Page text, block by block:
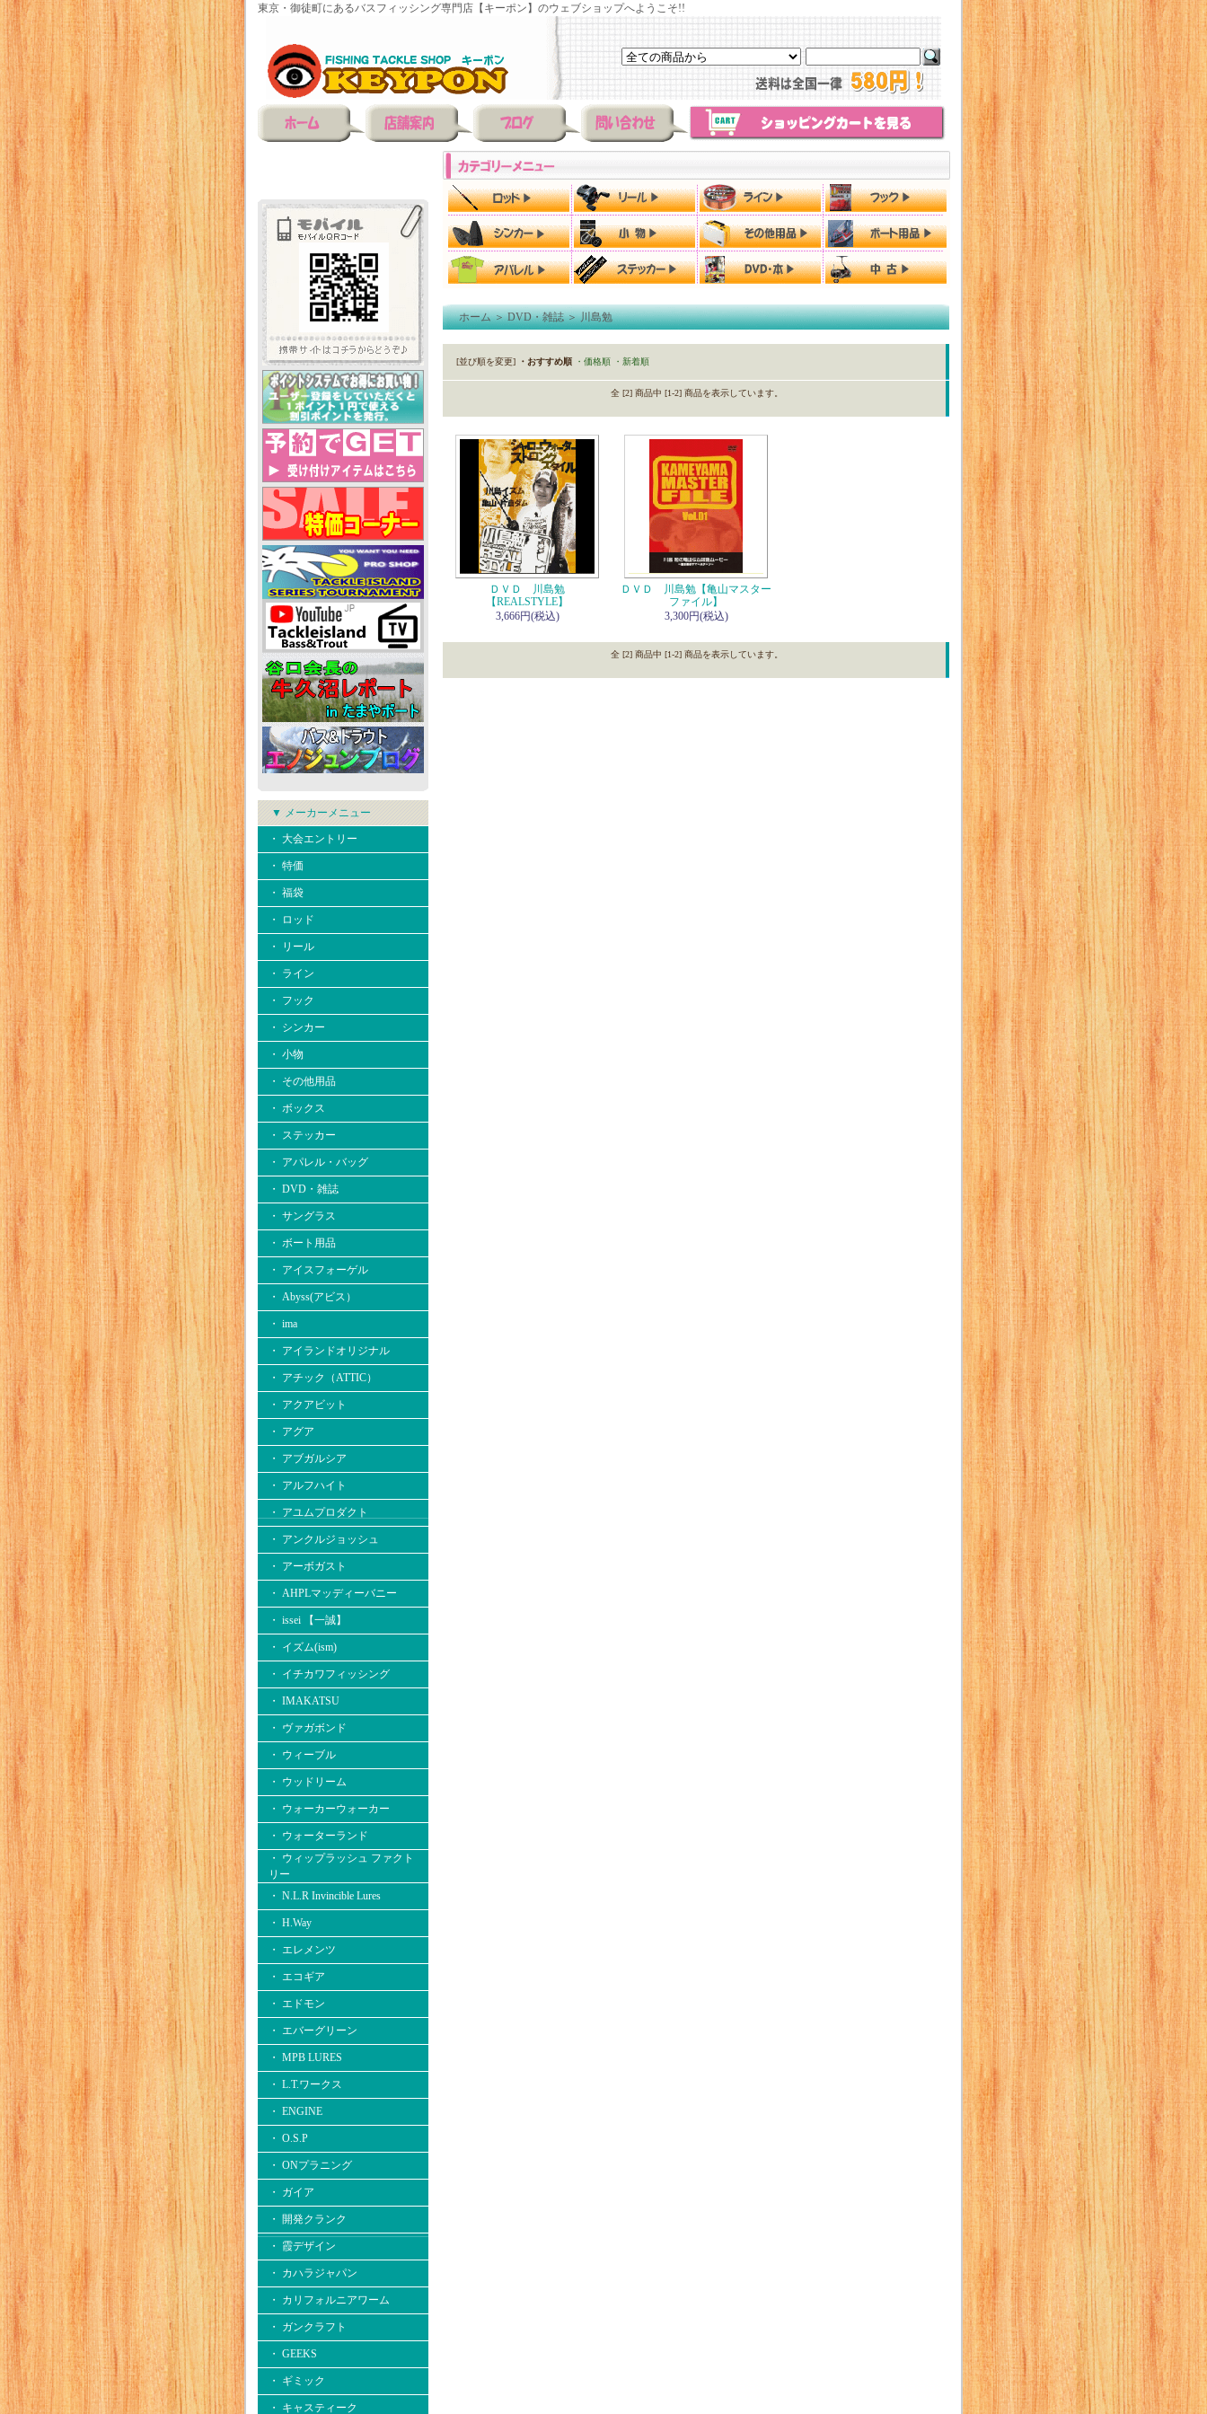
東京・御徒町にあるバスフィッシング専門店【キーポン】のウェブショップへようこそ!!
▼ メーカーメニュー
・ 大会エントリー
・ 特価
・ 福袋
・ ロッド
・ リール
・ ライン
・ フック
・ シンカー
・ 小物
・ その他用品
・ ボックス
・ ステッカー
・ アパレル・バッグ
・ DVD・雑誌
・ サングラス
・ ボート用品
・ アイスフォーゲル
・ Abyss(アビス）
・ ima
・ アイランドオリジナル
・ アチック（ATTIC）
・ アクアビット
・ アグア
・ アブガルシア
・ アルフハイト
・ アユムプロダクト
・ アンクルジョッシュ
・ アーボガスト
・ AHPLマッディーバニー
・ issei 【一誠】
・ イズム(ism)
・ イチカワフィッシング
・ IMAKATSU
・ ヴァガボンド
・ ウィーブル
・ ウッドリーム
・ ウォーカーウォーカー
・ ウォーターランド
・ ウィップラッシュ ファクト
リー
・ N.L.R Invincible Lures
・ H.Way
・ エレメンツ
・ エコギア
・ エドモン
・ エバーグリーン
・ MPB LURES
・ L.T.ワークス
・ ENGINE
・ O.S.P
・ ONプラニング
・ ガイア
・ 開発クランク
・ 霞デザイン
・ カハラジャパン
・ カリフォルニアワーム
・ ガンクラフト
・ GEEKS
・ ギミック
・ キャスティーク
ホーム＞DVD・雑誌＞川島勉
[並び順を変更] ・おすすめ順 ・価格順 ・新着順
全 [2] 商品中 [1-2] 商品を表示しています。
ＤＶＤ 川島勉
【REALSTYLE】
3,666円(税込)
ＤＶＤ 川島勉【亀山マスター
ファイル】
3,300円(税込)
全 [2] 商品中 [1-2] 商品を表示しています。